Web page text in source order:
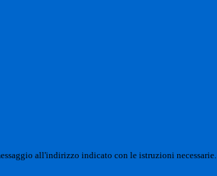
all'indirizzo indicato con le istruzioni necessarie.